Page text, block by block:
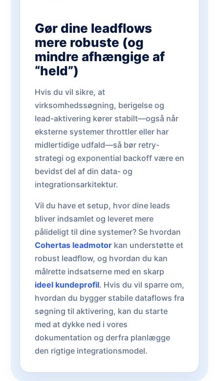
Gør dine leadflows
mere robuste (og
mindre afhængige af
“held”)
Hvis du vil sikre, at
virksomhedssøgning, berigelse og
lead-aktivering kører stabilt—også når
eksterne systemer throttler eller har
midlertidige udfald—så bør retry-
strategi og exponential backoff være en
bevidst del af din data- og
integrationsarkitektur.
Vil du have et setup, hvor dine leads
bliver indsamlet og leveret mere
pålideligt til dine systemer? Se hvordan
Cohertas leadmotor kan understøtte et
robust leadflow, og hvordan du kan
målrette indsatserne med en skarp
ideel kundeprofil. Hvis du vil sparre om,
hvordan du bygger stabile dataflows fra
søgning til aktivering, kan du starte
med at dykke ned i vores
dokumentation og derfra planlægge
den rigtige integrationsmodel.